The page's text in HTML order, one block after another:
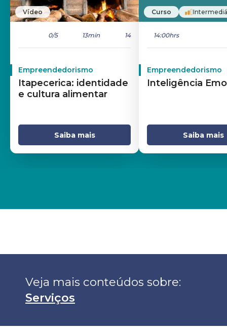
Vídeo
0/5 13min 14
Empreendedorismo
Itapecerica: identidade
e cultura alimentar
Saiba mais
Curso
14:00hrs
Empreendedorismo
Inteligência
Saiba mais
Serviços